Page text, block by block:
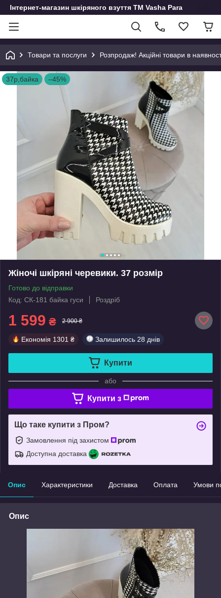
Інтернет-магазин шкіряного взуття ТМ Vasha Para
Товари та послуги Розпродаж! Акційні товари в
37р,байка –45%
Жіночі шкіряні черевики. 37 розмір
Готово до відправки
Код: СК-181 байка гуси
Роздріб
1 599 ₴ 2 900 ₴
Економія 1301 ₴ Залишилось 28 днів
Купити
або
Купити з
Що таке купити з Пром?
Замовлення під захистом
Доступна доставка
Опис Характеристики Доставка Оплата Умови
Опис